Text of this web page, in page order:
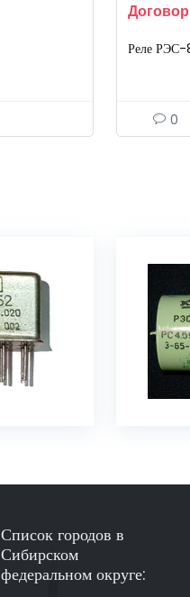
Реле РЭС-
0
Список городов в
Сибирском
федеральном округе: